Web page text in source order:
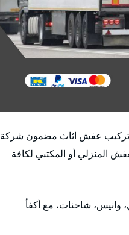
تركيب عفش اثاث مضمون شركة
المنزلي أو المكتبي لكافة
وانيس، شاحنات، مع أكفأ